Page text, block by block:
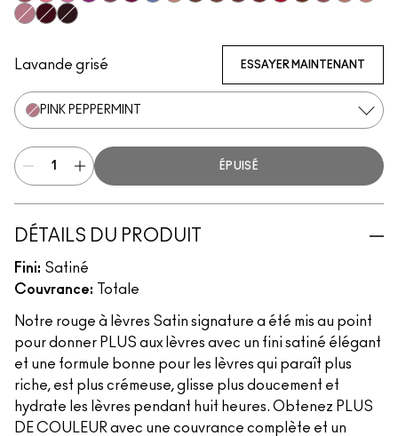
Sitting Pretty
Grapefruit Pucker
Saint German
Violet Vaport
Lavande grisé ESSAYER MAINTENANT
PINK PEPPERMINT
ÉPUISÉ
DÉTAILS DU PRODUIT
Fini: Satiné
Couvrance:
Totale
Notre rouge à lèvres Satin signature a été mis au point
pour donner PLUS aux lèvres avec un fini satiné élégant
et une formule bonne pour les lèvres qui paraît plus
riche, est plus crémeuse, glisse plus doucement et
hydrate les lèvres pendant huit heures. Obtenez PLUS
DE COULEUR avec une couvrance complète et un